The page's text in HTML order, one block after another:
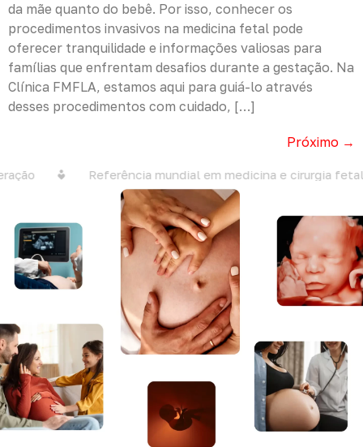
da mãe quanto do bebê. Por isso, conhecer os
procedimentos invasivos na medicina fetal pode
oferecer tranquilidade e informações valiosas para
famílias que enfrentam desafios durante a gestação. Na
Clínica FMFLA, estamos aqui para guiá-lo através
desses procedimentos com cuidado, […]
Próximo →
Referência mundial em medicina e cirurgia fetal